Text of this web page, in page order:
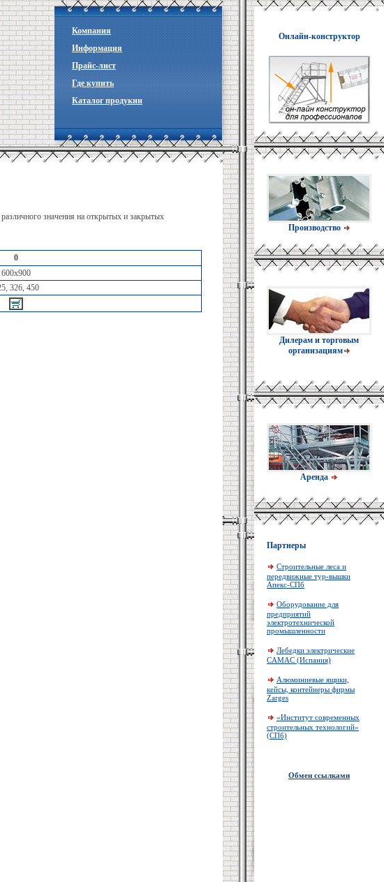
Компания
Информация
Прайc-лист
Где купить
Каталог продукии
значения на открытых и закрытых
0
600х900
326, 450
Онлайн-конструктор
Производство
Дилерам и торговым
организациям
Аренда
Партнеры
Строительные леса и
передвижные тур-вышки
Апекс-СПб
Оборудование для
предприятий
электротехнической
промышленности
Лебедки электрические
CAMAC (Испания)
Алюминиевые ящики,
кейсы, контейнеры фирмы
Zarges
«Институт современных
строительных технологий»
(СПб)
Обмен ссылками